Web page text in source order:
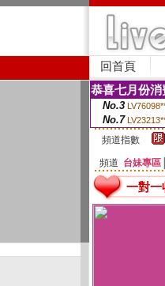
回首頁
恭喜七月份
No.3
No.7
頻道指數
頻道 台妹專區
一對一